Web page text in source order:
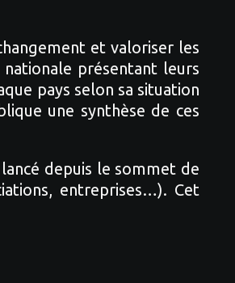
et valoriser les
présentant leurs
pays selon sa situation
une synthèse de ces
depuis le sommet de
entreprises…). Cet